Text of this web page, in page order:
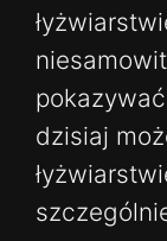
dzisiaj